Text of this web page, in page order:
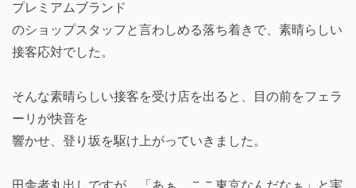
プレミアムブランド
のショップスタッフと言わしめる落ち着きで、素晴らしい
接客応対でした。
そんな素晴らしい接客を受け店を出ると、目の前をフェラ
ーリが快音を
響かせ、登り坂を駆け上がっていきました。
田舎者丸出しですが、「あぁ、ここ東京なんだなぁ」と実